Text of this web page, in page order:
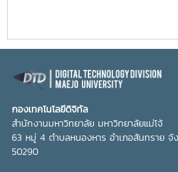
กองเทคโนโลยีดิจิทัล
สำนักงานมหาวิทยาลัย มหาวิทยาลัยแม่โจ้
63 หมู่ 4 ตำบลหนองหาร อำเภอสันทราย จั
50290